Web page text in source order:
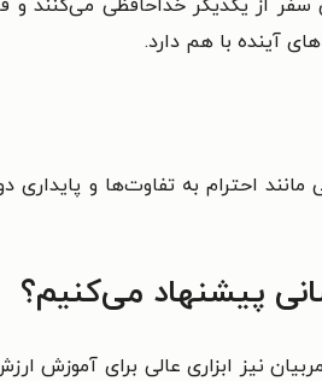
سفر از یکدیگر خداحافظی می‌کنند
آینده با هم دارد.
احترام به تفاوت‌ها و پایداری
پیشنهاد می‌کنیم؟
نیز ابزاری عالی برای آموزش